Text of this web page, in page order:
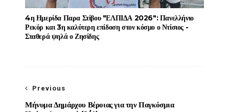
4η Ημερίδα Παρα Στίβου "ΕΛΠΙΔΑ 2026": Πανελλήνιο
Ρεκόρ και 3η καλύτερη επίδοση στον κόσμο ο Ντίσιος -
Σταθερά ψηλά ο Ζησίδης
Previous
Μήνυμα Δημάρχου Βέροιας για την Παγκόσμια